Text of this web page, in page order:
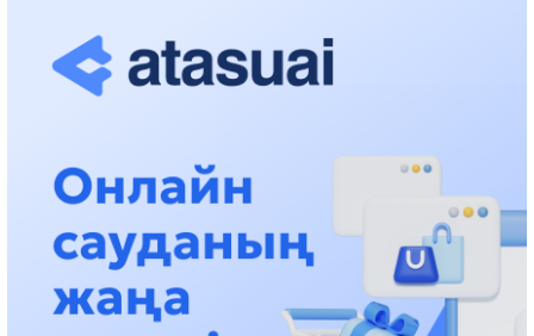
اسحات اسىلبەكوۆ: كۇشتى بيلىككە كۇشتى تۇلعالار كەرەك!
ابزال دوستيار: دۋمان مۇحامەتكارىمدى الماتى تۇرمەسىنە اۋىستىرۋى
مۇمكىن
16:15، 27 شىلدە 2026
وسكەنباي قۇلاتاي ۇلى: رۋحانياتقا قىزمەت ەتكەن قالامگەر